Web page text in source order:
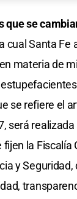
que se
cual Santa Fe
materia de
se refiere el
será realizada
la Fiscalía
y Seguridad,